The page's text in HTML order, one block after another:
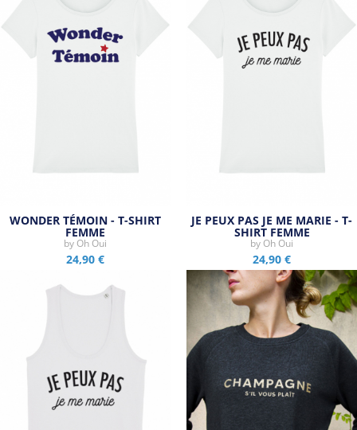
WONDER TÉMOIN - T-SHIRT
FEMME
by Oh Oui
24,90 €
JE PEUX PAS JE ME MARIE - T-
SHIRT FEMME
by Oh Oui
24,90 €